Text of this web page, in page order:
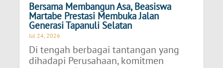
Bersama Membangun Asa, Beasiswa
Martabe Prestasi Membuka Jalan
Generasi Tapanuli Selatan
Jul 24, 2026
Di tengah berbagai tantangan yang
dihadapi Perusahaan, komitmen